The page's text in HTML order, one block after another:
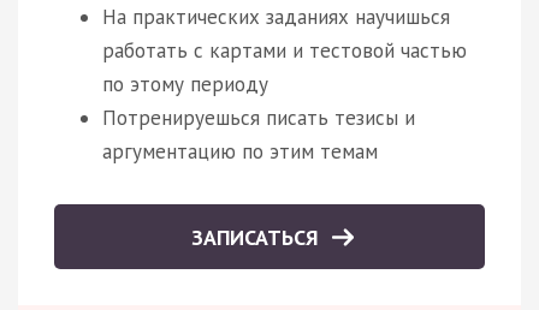
На практических заданиях научишься
работать с картами и тестовой частью
по этому периоду
Потренируешься писать тезисы и
аргументацию по этим темам
ЗАПИСАТЬСЯ